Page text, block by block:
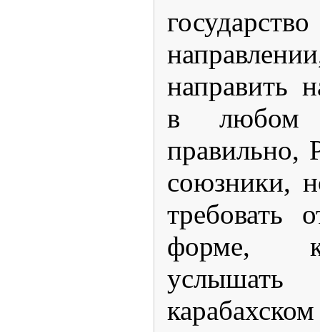
направить
в любом
правильно,
союзники,
требовать
форме,